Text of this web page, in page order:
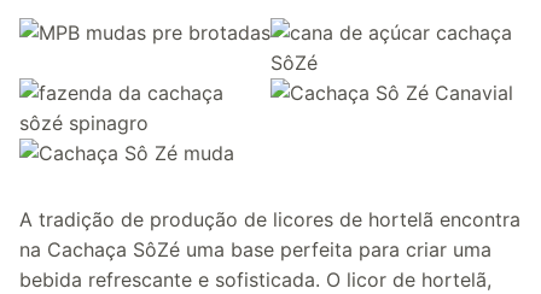
A tradição de produção de licores de hortelã encontra
na Cachaça SôZé uma base perfeita para criar uma
bebida refrescante e sofisticada. O licor de hortelã,